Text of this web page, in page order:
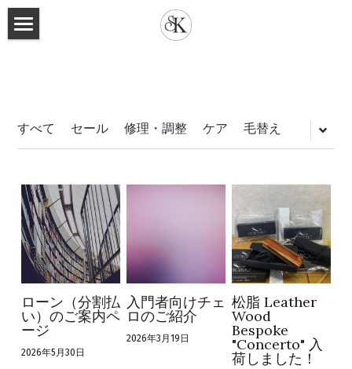
Calendar
Workshop photos
Shop Photos
About Us
How to choose
For Beginners
すべて セール 修理・調整 ケア 毛替え
ローン（分割払
い）のご案内ペ
ージ
2026年5月30日
入門者向けチェ
ロのご紹介
2026年3月19日
松脂 Leather
Wood
Bespoke
"Concerto" 入
荷しました！